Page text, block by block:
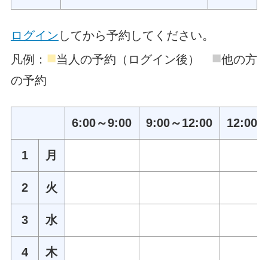
ログイン してから予約してください。
凡例： ■当人の予約（ログイン後） ■他の方
の予約
6:00～9:00 9:00～12:00 12:00
1 月
2 火
3 水
4 木